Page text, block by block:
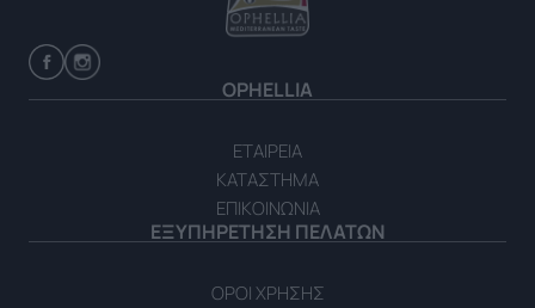
OPHELLIA
ΕΤΑΙΡΕΙΑ
ΚΑΤΑΣΤΗΜΑ
ΕΠΙΚΟΙΝΩΝΙΑ
ΕΞΥΠΗΡΕΤΗΣΗ ΠΕΛΑΤΩΝ
ΟΡΟΙ ΧΡΗΣΗΣ